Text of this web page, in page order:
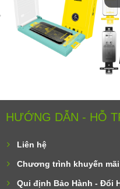
HƯỚNG DẪN - HỖ
Liên hệ
Chương trình khuyến mãi
Qui định Bảo Hành - Đổi